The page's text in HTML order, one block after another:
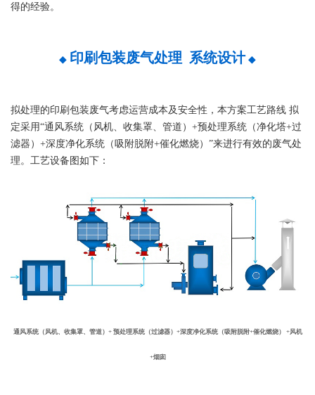
得的经验。
◆ 印刷包装废气处理 系统设计 ◆
拟处理的印刷包装废气考虑运营成本及安全性，本方案工艺路线 拟
定采用“通风系统（风机、收集罩、管道）+预处理系统（净化塔+过
滤器）+深度净化系统（吸附脱附+催化燃烧）”来进行有效的废气处
理。工艺设备图如下：
通风系统（风机、收集罩、管道）+预处理系统（过滤器）+深度净化系统（吸附脱附+催化燃烧） +风机
+烟囱